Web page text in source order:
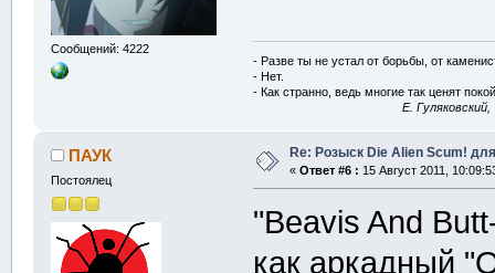
Сообщений: 4222
- Разве ты не устал от борьбы, от
- Нет.
- Как странно, ведь многие так ценят
E.
ПАУК
Постоялец
Re: Розыск Die Alien Scum!
« Ответ #6 : 15 Август 2011,
"Beavis And
как аркадный